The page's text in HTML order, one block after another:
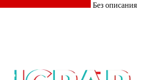
Без описания